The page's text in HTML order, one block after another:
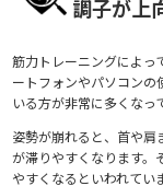
調子が上
筋力トレーニングによっ
ートフォンやパソコンの
いる方が非常に多くなっ
姿勢が崩れると、首や肩
が滞りやすくなります。
やすくなるといわれてい